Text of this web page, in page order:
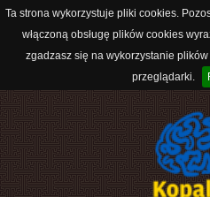
Ta strona wykorzystuje pliki cookies.
włączoną obsługę plików cookies
zgadzasz się na wykorzystanie
przeglądarki.